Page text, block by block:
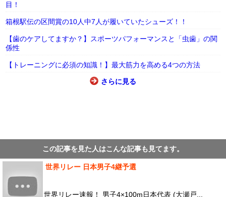
目！
箱根駅伝の区間賞の10人中7人が履いていたシューズ！！
【歯のケアしてますか？】スポーツパフォーマンスと「虫歯」の関
係性
【トレーニングに必須の知識！】最大筋力を高める4つの方法
さらに見る
この記事を見た人はこんな記事も見てます。
世界リレー 日本男子4継予選
世界リレー速報！ 男子4×100m日本代表 (大瀬戸...